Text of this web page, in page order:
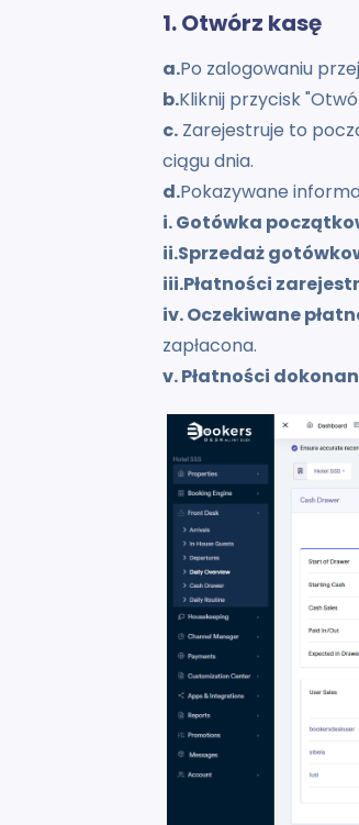
1. Otwórz kasę
a.Po zalogowaniu
b.Kliknij przycisk
c. Zarejestruje to
ciągu dnia.
d.Pokazywane
i. Gotówka
ii.Sprzedaż
iii.Płatności
iv. Oczekiwane
zapłacona.
v. Płatności